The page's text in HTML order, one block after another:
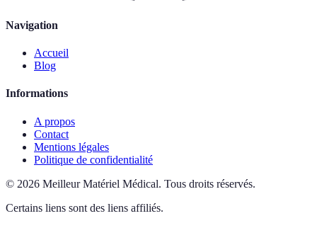
Navigation
Accueil
Blog
Informations
A propos
Contact
Mentions légales
Politique de confidentialité
© 2026 Meilleur Matériel Médical. Tous droits réservés.
Certains liens sont des liens affiliés.